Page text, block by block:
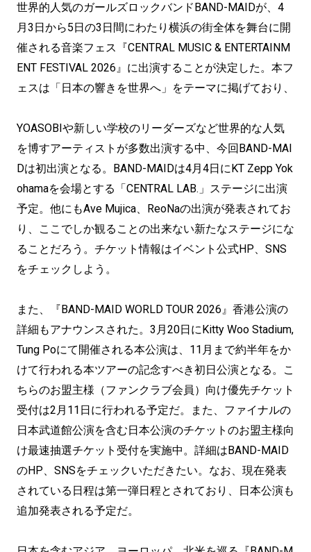
世界的人気のガールズロックバンドBAND-MAIDが、4
月3日から5日の3日間にわたり横浜の街全体を舞台に開
催される音楽フェス『CENTRAL MUSIC & ENTERTAINM
ENT FESTIVAL 2026』に出演することが決定した。本フ
ェスは「日本の響きを世界へ」をテーマに掲げており、
YOASOBIや新しい学校のリーダーズなど世界的な人気
を博すアーティストが多数出演する中、今回BAND-MAI
Dは初出演となる。BAND-MAIDは4月4日にKT Zepp Yok
ohamaを会場とする「CENTRAL LAB.」ステージに出演
予定。他にもAve Mujica、ReoNaの出演が発表されてお
り、ここでしか観ることの出来ない新たなステージにな
ることだろう。チケット情報はイベント公式HP、SNS
をチェックしよう。
また、『BAND-MAID WORLD TOUR 2026』香港公演の
詳細もアナウンスされた。3月20日にKitty Woo Stadium,
Tung Poにて開催される本公演は、11月まで約半年をか
けて行われる本ツアーの記念すべき初日公演となる。こ
ちらのお盟主様（ファンクラブ会員）向け優先チケット
受付は2月11日に行われる予定だ。また、ファイナルの
日本武道館公演を含む日本公演のチケットのお盟主様向
け最速抽選チケット受付を実施中。詳細はBAND-MAID
のHP、SNSをチェックいただきたい。なお、現在発表
されている日程は第一弾日程とされており、日本公演も
追加発表される予定だ。